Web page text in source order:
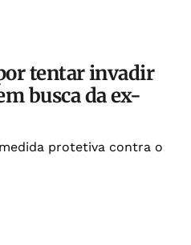
tentar invadir
busca da ex-
protetiva contra o